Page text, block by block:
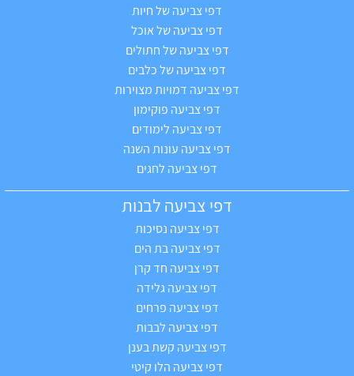
דפי צביעה של חיות
דפי צביעה של אוכל
דפי צביעה של חתולים
דפי צביעה של כלבים
דפי צביעה דמויות מצוירות
דפי צביעה פוקימון
דפי צביעה לימודים
דפי צביעה עונות השנה
דפי צביעה לחגים
דפי צביעה לבנות
דפי צביעה נסיכות
דפי צביעה בת הים
דפי צביעה חד קרן
דפי צביעה גלידה
דפי צביעה פרחים
דפי צביעה לבבות
דפי צביעה קשת בענן
דפי צביעה הלו קיטי